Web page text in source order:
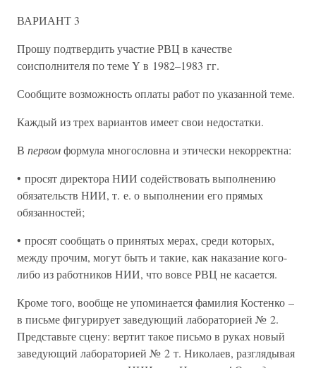
ВАРИАНТ 3
Прошу подтвердить участие РВЦ в качестве
соисполнителя по теме Y в 1982–1983 гг.
Сообщите возможность оплаты работ по указанной теме.
Каждый из трех вариантов имеет свои недостатки.
В первомформула многословна и этически некорректна:
• просят директора НИИ содействовать выполнению
обязательств НИИ, т. е. о выполнении его прямых
обязанностей;
• просят сообщать о принятых мерах, среди которых,
между прочим, могут быть и такие, как наказание кого-
либо из работников НИИ, что вовсе РВЦ не касается.
Кроме того, вообще не упоминается фамилия Костенко –
в письме фигурирует заведующий лабораторией № 2.
Представьте сцену: вертит такое письмо в руках новый
заведующий лабораторией № 2 т. Николаев, разглядывая